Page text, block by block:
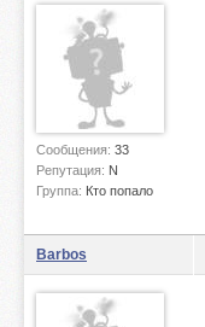
Сообщения: 33
Репутация: N
Группа: Кто попало
Barbos